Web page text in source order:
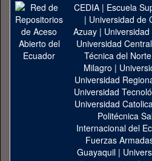
CEDIA| Escuela
| Universidad de
Azuay|
Universidad
Técnica del Norte
Milagro |
Universidad
Universidad
Universidad
Politécnica
Internacional del
Fuerzas
Guayaquil|